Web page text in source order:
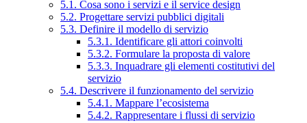
5.1. Cosa sono i servizi e il service design
5.2. Progettare servizi pubblici digitali
5.3. Definire il modello di servizio
5.3.1. Identificare gli attori coinvolti
5.3.2. Formulare la proposta di valore
5.3.3. Inquadrare gli elementi costitutivi del
servizio
5.4. Descrivere il funzionamento del servizio
5.4.1. Mappare l’ecosistema
5.4.2. Rappresentare i flussi di servizio